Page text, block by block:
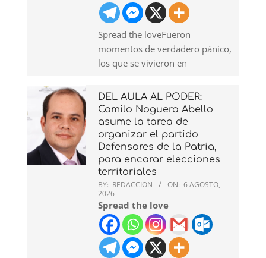
Spread the loveFueron
momentos de verdadero pánico,
los que se vivieron en
DEL AULA AL PODER:
Camilo Noguera Abello
asume la tarea de
organizar el partido
Defensores de la Patria,
para encarar elecciones
territoriales
BY: REDACCION ON: 6 AGOSTO,
2026
Spread the love